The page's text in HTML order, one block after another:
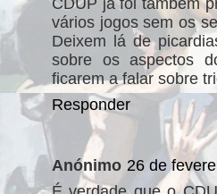
CDUP já foi também
vários jogos sem os
Deixem lá de
sobre os aspectos
ficarem a falar sobre
Responder
Anónimo 26 de